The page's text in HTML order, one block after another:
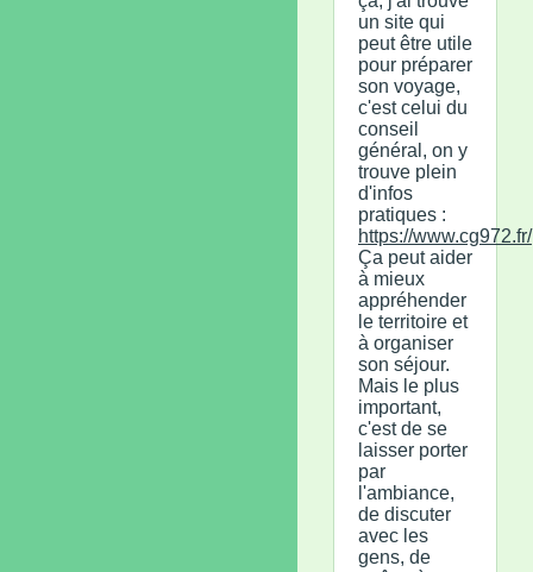
un site qui
peut être utile
pour préparer
son voyage,
c'est celui du
conseil
général, on y
trouve plein
d'infos
pratiques :
https://www.cg972.fr/
Ça peut aider
à mieux
appréhender
le territoire et
à organiser
son séjour.
Mais le plus
important,
c'est de se
laisser porter
par
l'ambiance,
de discuter
avec les
gens, de